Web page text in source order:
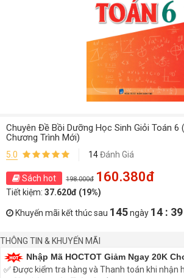
Chuyên Đề Bồi Dưỡng Học Sinh Giỏi Toán 6
Chương Trình Mới)
5.0 14Đánh Giá
Sách hot 198.000đ 160.380đ
Tiết kiệm: 37.620đ (19%)
Khuyến mãi kết thúc sau 145ngày 14 :
THÔNG TIN & KHUYẾN MÃI
Nhập Mã HOCTOT Giảm Ngay 20K
✅ Được kiểm tra hàng và Thanh toán khi nhận